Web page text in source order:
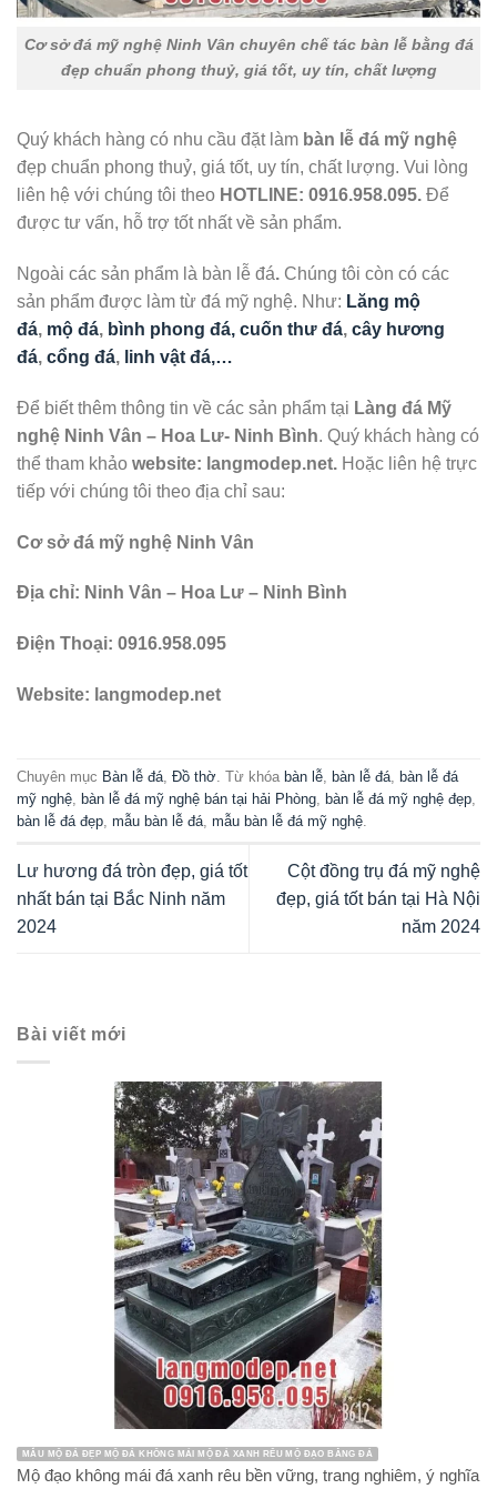
Cơ sở đá mỹ nghệ Ninh Vân chuyên chế tác bàn lễ bằng đá
đẹp chuẩn phong thuỷ, giá tốt, uy tín, chất lượng
Quý khách hàng có nhu cầu đặt làm bàn lễ đá mỹ nghệ
đẹp chuẩn phong thuỷ, giá tốt, uy tín, chất lượng. Vui lòng
liên hệ với chúng tôi theo HOTLINE: 0916.958.095. Để
được tư vấn, hỗ trợ tốt nhất về sản phẩm.
Ngoài các sản phẩm là bàn lễ đá. Chúng tôi còn có các
sản phẩm được làm từ đá mỹ nghệ. Như: Lăng mộ
đá, mộ đá, bình phong đá, cuốn thư đá, cây hương
đá, cổng đá, linh vật đá,…
Để biết thêm thông tin về các sản phẩm tại Làng đá Mỹ
nghệ Ninh Vân – Hoa Lư- Ninh Bình. Quý khách hàng có
thể tham khảo website: langmodep.net. Hoặc liên hệ trực
tiếp với chúng tôi theo địa chỉ sau:
Cơ sở đá mỹ nghệ Ninh Vân
Địa chỉ: Ninh Vân – Hoa Lư – Ninh Bình
Điện Thoại: 0916.958.095
Website: langmodep.net
Chuyên mục Bàn lễ đá, Đồ thờ. Từ khóa bàn lễ, bàn lễ đá, bàn lễ đá
mỹ nghệ, bàn lễ đá mỹ nghệ bán tại hải Phòng, bàn lễ đá mỹ nghệ đẹp,
bàn lễ đá đẹp, mẫu bàn lễ đá, mẫu bàn lễ đá mỹ nghệ.
Lư hương đá tròn đẹp, giá tốt
nhất bán tại Bắc Ninh năm
2024
Cột đồng trụ đá mỹ nghệ
đẹp, giá tốt bán tại Hà Nội
năm 2024
Bài viết mới
MẪU MỘ ĐÁ ĐẸP MỘ ĐÁ KHÔNG MÁI MỘ ĐÁ XANH RÊU MỘ ĐẠO BẰNG ĐÁ
Mộ đạo không mái đá xanh rêu bền vững, trang nghiêm, ý nghĩa